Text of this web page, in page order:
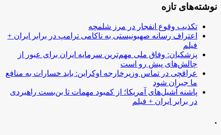
نوشته‌های تازه
تکذیب وقوع انفجار در مرز شلمچه
اعتراف رسانه صهیونیستی به ناکامی ترامپ در برابر ایران +
فیلم
پزشکیان: وفاق ملی مهم‌ترین سرمایه ایران برای عبور از
چالش‌های پیش رو است
عراقچی در تماس وزیرخارجه اوکراین: باید خسارات به منافع
ما جبران شود
پاشنه آشیل‌های آمریکا؛ از کمبود مهمات تا بن‌بست راهبردی
در برابر ایران + فیلم
.